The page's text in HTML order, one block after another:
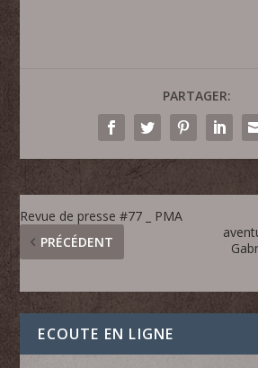
PARTAGER:
Revue de presse #77 _ PMA
PRÉCÉDENT
ECOUTE EN LIGNE